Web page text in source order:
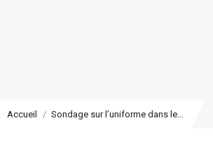
Vous êtes ici :
Accueil Sondage sur l’uniforme dans le…